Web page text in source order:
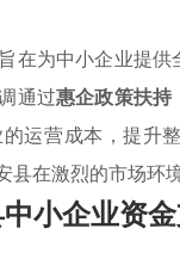
旨在为中小企业提
通过惠企政策扶持
运营成本，提升
县在激烈的市场
小企业资